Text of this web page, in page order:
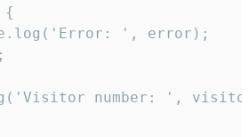
{
', error);
number: ',